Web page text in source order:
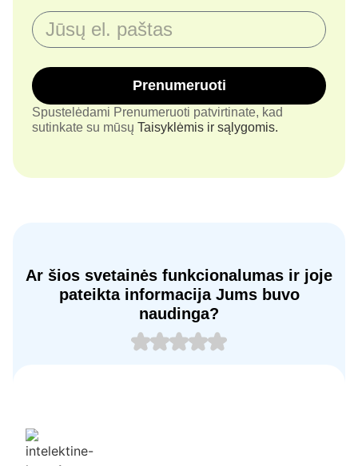
Prenumeruoti
Spustelėdami Prenumeruoti patvirtinate, kad
sutinkate su mūsų Taisyklėmis ir sąlygomis.
Ar šios svetainės funkcionalumas ir joje
pateikta informacija Jums buvo
naudinga?